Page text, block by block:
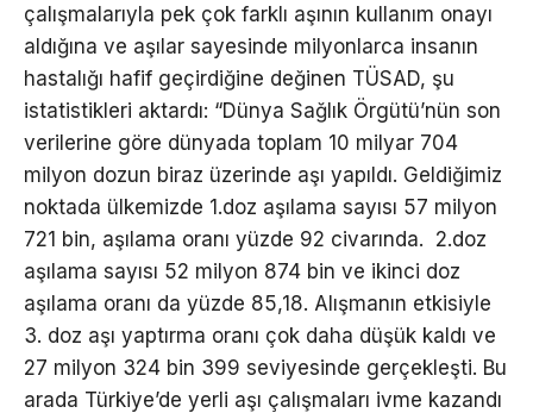
çalışmalarıyla pek çok farklı aşının kullanım onayı
aldığına ve aşılar sayesinde milyonlarca insanın
hastalığı hafif geçirdiğine değinen TÜSAD, şu
istatistikleri aktardı: “Dünya Sağlık Örgütü’nün son
verilerine göre dünyada toplam 10 milyar 704
milyon dozun biraz üzerinde aşı yapıldı. Geldiğimiz
noktada ülkemizde 1.doz aşılama sayısı 57 milyon
721 bin, aşılama oranı yüzde 92 civarında. 2.doz
aşılama sayısı 52 milyon 874 bin ve ikinci doz
aşılama oranı da yüzde 85,18. Alışmanın etkisiyle
3. doz aşı yaptırma oranı çok daha düşük kaldı ve
27 milyon 324 bin 399 seviyesinde gerçekleşti. Bu
arada Türkiye’de yerli aşı çalışmaları ivme kazandı